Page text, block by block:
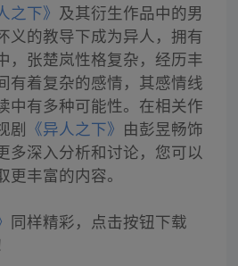
之下》 及其衍生作品中的男
义的教导下成为异人，拥有
，张楚岚性格复杂，经历丰
有着复杂的感情，其感情线
中有多种可能性。在相关作
剧 《异人之下》 由彭昱畅饰
多深入分析和讨论，您可以
丰富的内容。
同样精彩，点击按钮下载